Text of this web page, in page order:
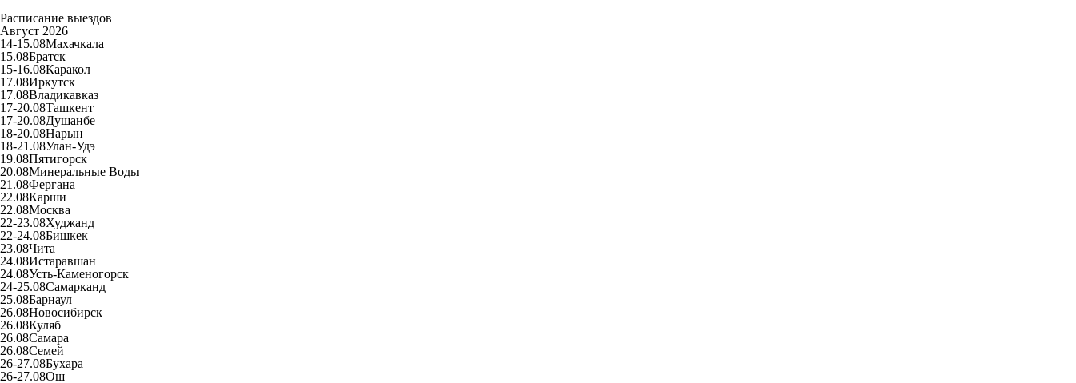
Расписание выездов
Август 2026
14-15.08Махачкала
15.08Братск
15-16.08Каракол
17.08Иркутск
17.08Владикавказ
17-20.08Ташкент
17-20.08Душанбе
18-20.08Нарын
18-21.08Улан-Удэ
19.08Пятигорск
20.08Минеральные Воды
21.08Фергана
22.08Карши
22.08Москва
22-23.08Худжанд
22-24.08Бишкек
23.08Чита
24.08Истаравшан
24.08Усть-Каменогорск
24-25.08Самарканд
25.08Барнаул
26.08Новосибирск
26.08Куляб
26.08Самара
26.08Семей
26-27.08Бухара
26-27.08Ош